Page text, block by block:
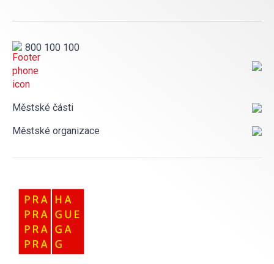
800 100 100
Městské části
Městské organizace